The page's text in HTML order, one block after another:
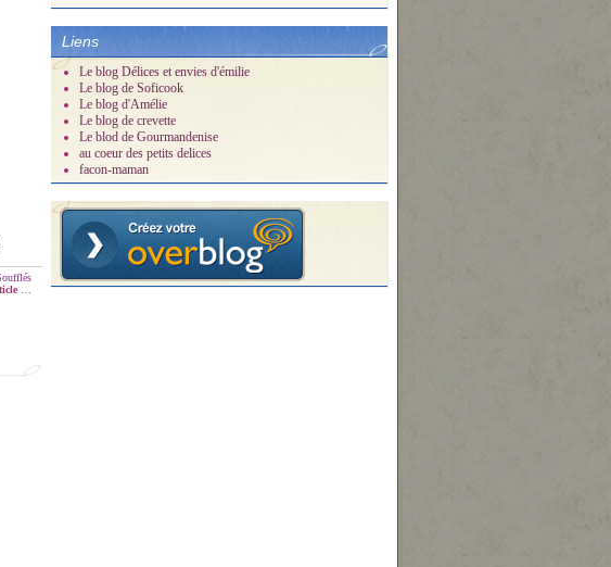
Liens
Le blog Délices et envies d'émilie
Le blog de Soficook
Le blog d'Amélie
Le blog de crevette
Le blod de Gourmandenise
au coeur des petits delices
facon-maman